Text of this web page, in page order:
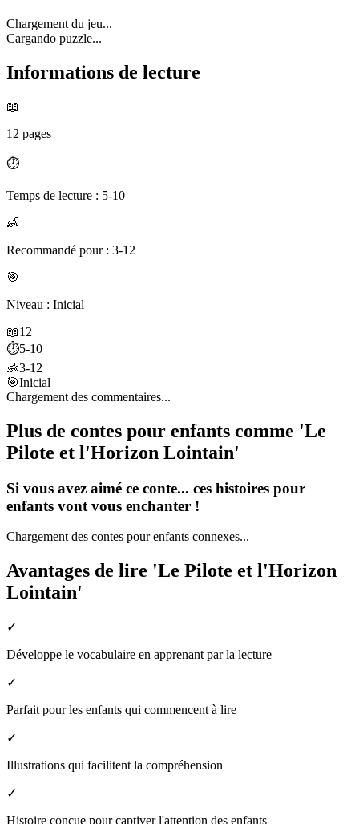
Chargement du jeu...
Cargando puzzle...
Informations de lecture
📖
12 pages
⏱️
Temps de lecture : 5-10
👶
Recommandé pour : 3-12
🎯
Niveau : Inicial
📖12
⏱️5-10
👶3-12
🎯Inicial
Chargement des commentaires...
Plus de contes pour enfants comme 'Le
Pilote et l'Horizon Lointain'
Si vous avez aimé ce conte... ces histoires pour
enfants vont vous enchanter !
Chargement des contes pour enfants connexes...
Avantages de lire 'Le Pilote et l'Horizon
Lointain'
✓
Développe le vocabulaire en apprenant par la lecture
✓
Parfait pour les enfants qui commencent à lire
✓
Illustrations qui facilitent la compréhension
✓
Histoire conçue pour captiver l'attention des enfants